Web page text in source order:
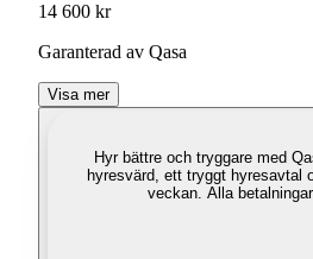
14 600 kr
Garanterad av Qasa
Visa mer
Hyr bättre och tryggare med
hyresvärd, ett tryggt hyresavtal
veckan. Alla